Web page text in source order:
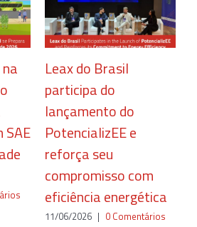
SAE
Leax do Brasil
participa do
lançamento do
PotencializEE e
reforça seu
compromisso com
eficiência energética
11/06/2026 | 0 Comentários